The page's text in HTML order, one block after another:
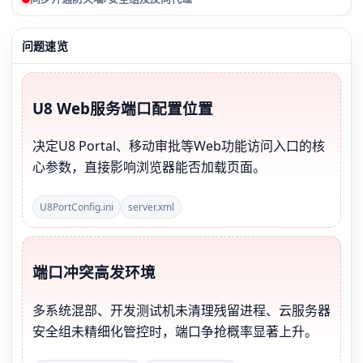
问题速览
U8 Web服务端口配置位置
决定U8 Portal、移动审批等Web功能访问入口的核
心参数，直接影响浏览器能否加载页面。
U8PortConfig.ini server.xml
端口冲突高发环境
多系统混部、开发测试机未清理残留进程、云服务器
安全组未精细化管控时，端口争抢概率显著上升。